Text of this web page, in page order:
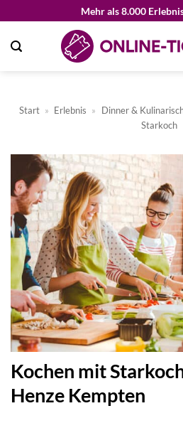
springen
Mehr als 8.000
Start » Erlebnis » Dinner &
Starkoch
Kochen mit
Henze Kempten